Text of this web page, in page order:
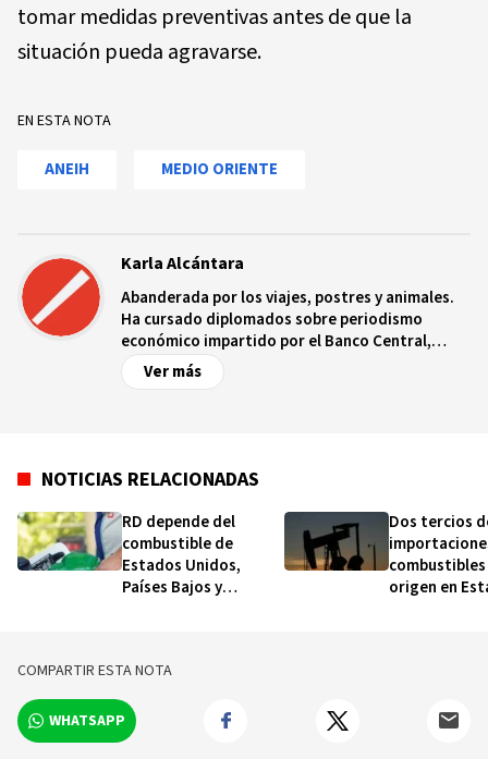
tomar medidas preventivas antes de que la
situación pueda agravarse.
EN ESTA NOTA
ANEIH MEDIO ORIENTE
Karla Alcántara
Abanderada por los viajes, postres y animales.
Ha cursado diplomados sobre periodismo
económico impartido por el Banco Central,
periodismo de investigación por el Instituto
Tecnológico de Santo Domingo, finanzas por el
Ver más
NOTICIAS RELACIONADAS
RD depende del
combustible de
Estados Unidos,
Países Bajos y
Dos tercios
origen en
COMPARTIR ESTA NOTA
WHATSAPP